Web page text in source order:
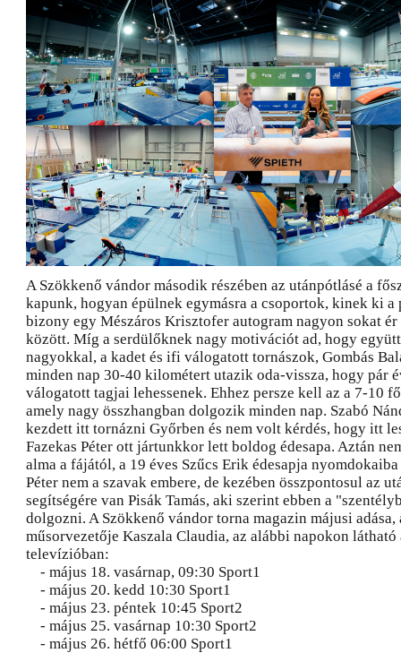
A Szökkenő vándor második részében az utánpótlásé a
kapunk, hogyan épülnek egymásra a csoportok, kinek ki a
bizony egy Mészáros Krisztofer autogram nagyon sokat
között. Míg a serdülőknek nagy motivációt ad, hogy
nagyokkal, a kadet és ifi válogatott tornászok, Gombás
minden nap 30-40 kilométert utazik oda-vissza, hogy pár
válogatott tagjai lehessenek. Ehhez persze kell az a 7-10
amely nagy összhangban dolgozik minden nap. Szabó
kezdett itt tornázni Győrben és nem volt kérdés, hogy itt
Fazekas Péter ott jártunkkor lett boldog édesapa. Aztán
alma a fájától, a 19 éves Szűcs Erik édesapja
Péter nem a szavak embere, de kezében összpontosul az
segítségére van Pisák Tamás, aki szerint ebben a
dolgozni. A Szökkenő vándor torna magazin májusi adása,
műsorvezetője Kaszala Claudia, az alábbi napokon látható
televízióban:
- május 18. vasárnap, 09:30 Sport1
- május 20. kedd 10:30 Sport1
- május 23. péntek 10:45 Sport2
- május 25. vasárnap 10:30 Sport2
- május 26. hétfő 06:00 Sport1